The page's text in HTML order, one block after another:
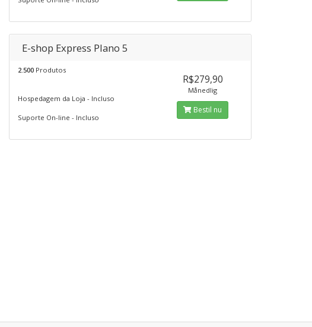
E-shop Express Plano 5
2.500 Produtos
Hospedagem da Loja - Incluso
Suporte On-line - Incluso
R$279,90
Månedlig
Bestil nu